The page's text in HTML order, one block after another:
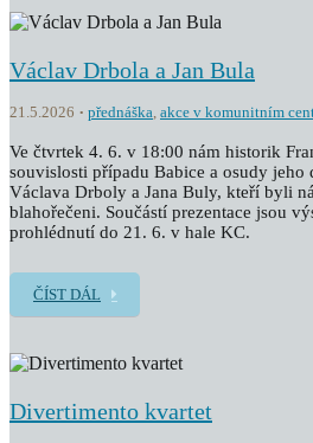
Václav Drbola a Jan Bula
21.5.2026 přednáška, akce v komunitním
Ve čtvrtek 4. 6. v 18:00 nám historik
souvislosti případu Babice a osudy jeho
Václava Drboly a Jana Buly, kteří byli
blahořečeni. Součástí prezentace jsou
prohlédnutí do 21. 6. v hale KC.
ČÍST DÁL
Divertimento kvartet